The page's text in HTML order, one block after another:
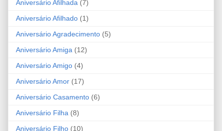
Aniversário Afilhada (7)
Aniversário Afilhado (1)
Aniversário Agradecimento (5)
Aniversário Amiga (12)
Aniversário Amigo (4)
Aniversário Amor (17)
Aniversário Casamento (6)
Aniversário Filha (8)
Aniversário Filho (10)